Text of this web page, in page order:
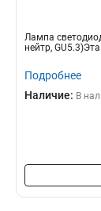
Лампа
нейтр,
Подробнее
Наличие: В